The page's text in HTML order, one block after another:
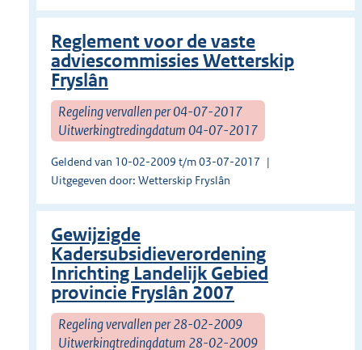
Reglement voor de vaste
adviescommissies Wetterskip
Fryslân
Regeling vervallen per 04-07-2017
Uitwerkingtredingdatum 04-07-2017
Geldend van 10-02-2009 t/m 03-07-2017
Uitgegeven door: Wetterskip Fryslân
Gewijzigde
Kadersubsidieverordening
Inrichting Landelijk Gebied
provincie Fryslân 2007
Regeling vervallen per 28-02-2009
Uitwerkingtredingdatum 28-02-2009